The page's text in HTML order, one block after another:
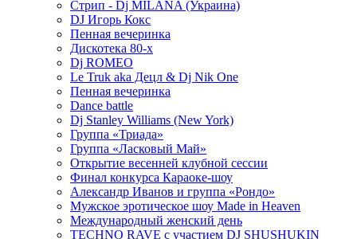
Стрип - Dj MILANA (Украина)
DJ Игорь Кокс
Пенная вечеринка
Дискотека 80-х
Dj ROMEO
Le Truk aka Децл & Dj Nik One
Пенная вечеринка
Dance battle
Dj Stanley Williams (New York)
Группа «Триада»
Группа «Ласковый Май»
Открытие весенней клубной сессии
Финал конкурса Караоке-шоу
Александр Иванов и группа «Рондо»
Мужское эротическое шоу Made in Heaven
Международный женский день
TECHNO RAVE с участием DJ SHUSHUKIN